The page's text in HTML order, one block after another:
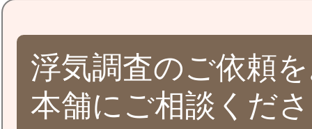
浮気調査のご依頼
本舗にご相談くだ